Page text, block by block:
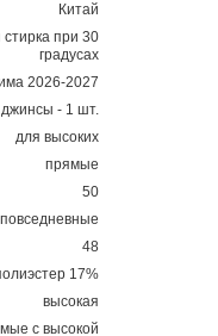
Китай
при 30
градусах
2026-2027
джинсы - 1 шт.
для высоких
прямые
50
повседневные
48
17%
высокая
с высокой